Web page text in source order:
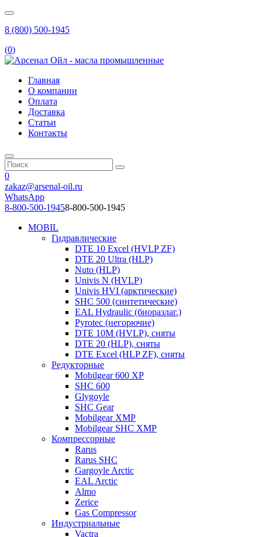
8 (800) 500-1945
(0)
Главная
О компании
Оплата
Доставка
Статьи
Контакты
0
zakaz@arsenal-oil.ru
WhatsApp
8-800-500-19458-800-500-1945
MOBIL
Гидравлические
DTE 10 Excel (HVLP ZF)
DTE 20 Ultra (HLP)
Nuto (HLP)
Univis N (HVLP)
Univis HVI (арктические)
SHC 500 (синтетические)
EAL Hydraulic (биоразлаг.)
Pyrotec (негорючие)
DTE 10M (HVLP), сняты
DTE 20 (HLP), сняты
DTE Excel (HLP ZF), сняты
Редукторные
Mobilgear 600 XP
SHC 600
Glygoyle
SHC Gear
Mobilgear XMP
Mobilgear SHC XMP
Компрессорные
Rarus
Rarus SHC
Gargoyle Arctic
EAL Arctic
Almo
Zerice
Gas Compressor
Индустриальные
Vactra